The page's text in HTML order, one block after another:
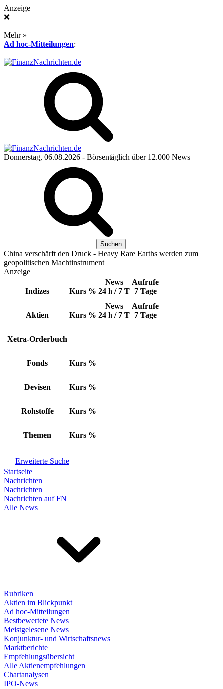
Anzeige
❌
Mehr »
Ad hoc-Mitteilungen:
Donnerstag, 06.08.2026 - Börsentäglich über 12.000 News
China verschärft den Druck - Heavy Rare Earths werden zum
geopolitischen Machtinstrument
Anzeige
Indizes Kurs %
News
24 h / 7 T
Aufrufe
7 Tage
Aktien Kurs %
News
24 h / 7 T
Aufrufe
7 Tage
Xetra-Orderbuch
Fonds Kurs %
Devisen Kurs %
Rohstoffe Kurs %
Themen Kurs %
Erweiterte Suche
Startseite
Nachrichten
Nachrichten
Nachrichten auf FN
Alle News
Rubriken
Aktien im Blickpunkt
Ad hoc-Mitteilungen
Bestbewertete News
Meistgelesene News
Konjunktur- und Wirtschaftsnews
Marktberichte
Empfehlungsübersicht
Alle Aktienempfehlungen
Chartanalysen
IPO-News